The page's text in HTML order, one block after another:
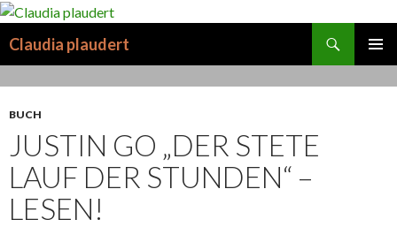
Claudia plaudert
MENÜ
BUCH
JUSTIN GO „DER STETE
LAUF DER STUNDEN“ –
LESEN!